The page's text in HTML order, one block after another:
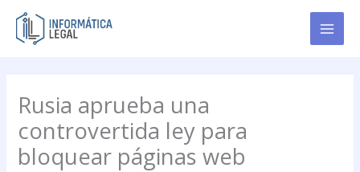
contenido
Rusia aprueba una
controvertida ley para
bloquear páginas web